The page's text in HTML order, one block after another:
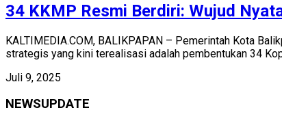
34 KKMP Resmi Berdiri: Wujud
KALTIMEDIA.COM, BALIKPAPAN – Pemerintah Kota
strategis yang kini terealisasi adalah pembentukan 34
Juli 9, 2025
NEWSUPDATE